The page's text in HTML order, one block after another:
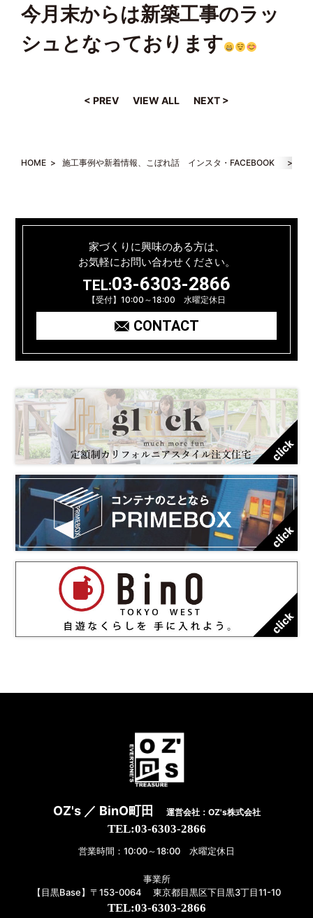
今月末からは新築工事のラッ
シュとなっております
< PREV VIEW ALL NEXT >
HOME > 施工事例や新着情報、こぼれ話 インスタ・FACEBOOK >
家づくりに興味のある方は、
お気軽にお問い合わせください。
TEL:03-6303-2866
【受付】10:00～18:00 水曜定休日
CONTACT
OZ's ／ BinO町田 運営会社：OZ's株式会社
TEL:03-6303-2866
営業時間：10:00～18:00 水曜定休日
事業所
【目黒Base】〒153-0064 東京都目黒区下目黒3丁目11-10
TEL:03-6303-2866